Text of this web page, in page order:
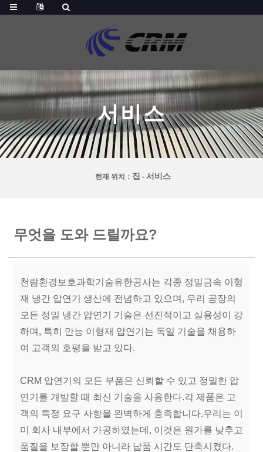
서비스
현재 위치： 집 - 서비스
무엇을 도와 드릴까요?
천람환경보호과학기술유한공사는 각종 정밀금속 이형
재 냉간 압연기 생산에 전념하고 있으며, 우리 공장의
모든 정밀 냉간 압연기 기술은 선진적이고 실용성이 강
하며, 특히 만능 이형재 압연기는 독일 기술을 채용하
여 고객의 호평을 받고 있다.
CRM 압연기의 모든 부품은 신뢰할 수 있고 정밀한 압
연기를 개발할 때 최신 기술을 사용한다.각 제품은 고
객의 특정 요구 사항을 완벽하게 충족합니다.우리는 이
미 회사 내부에서 가공하였는데, 이것은 원가를 낮추고
품질을 보장할 뿐만 아니라 납품 시간도 단축시켰다.